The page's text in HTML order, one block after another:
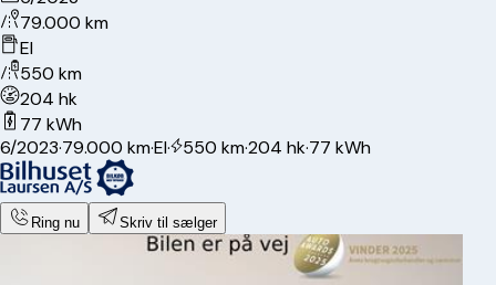
79.000 km
El
550 km
204 hk
77 kWh
6/2023·79.000 km·El· 550 km·204 hk·77 kWh
Ring nu Skriv til sælger